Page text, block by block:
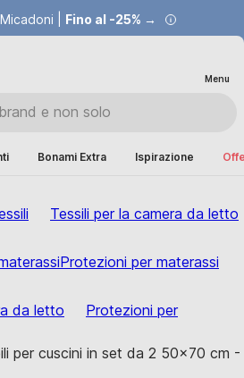
| Fino al -25% →
Menu
Bonami Extra Ispirazione
Tessili per la camera da letto
Protezioni per materassi
da letto
Protezioni per